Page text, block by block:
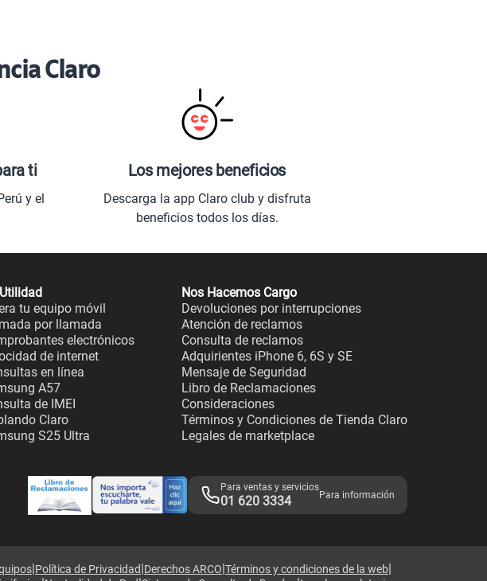
Claro
ti
y el
Los mejores beneficios
Descarga la app Claro club y disfruta
beneficios todos los días.
tu equipo móvil
por llamada
electrónicos
de internet
en línea
A57
de IMEI
Claro
S25 Ultra
Nos Hacemos Cargo
Devoluciones por interrupciones
Atención de reclamos
Consulta de reclamos
Adquirientes iPhone 6, 6S y SE
Mensaje de Seguridad
Libro de Reclamaciones
Consideraciones
Términos y Condiciones de Tienda Claro
Legales de marketplace
Para ventas y servicios
01 620 3334 Para información
|Política de Privacidad|Derechos ARCO|Términos y condiciones de la web|